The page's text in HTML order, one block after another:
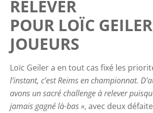
RELEVER
POUR LOÏC
JOUEURS
Loïc Geiler a en tout cas fixé les
l’instant, c’est Reims en championnat.
avons un sacré challenge à relever
jamais gagné là-bas », avec deux